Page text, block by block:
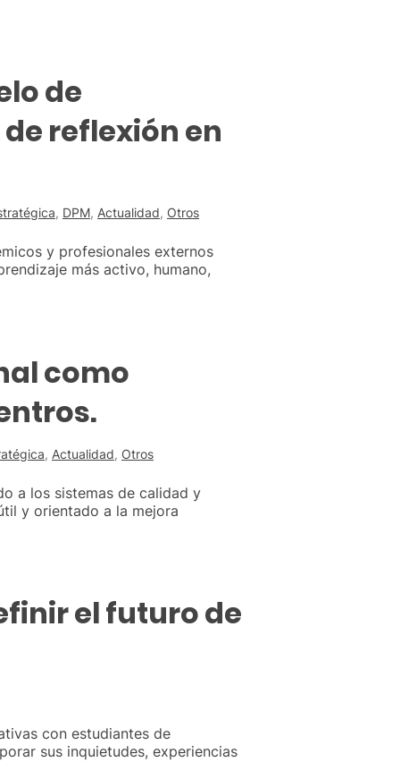
de
reflexión en
, DPM, Actualidad, Otros
y profesionales externos
más activo, humano,
como
, Actualidad, Otros
a los sistemas de calidad y
y orientado a la mejora
el futuro de
con estudiantes de
sus inquietudes, experiencias